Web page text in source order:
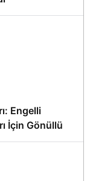
Engelli
İçin Gönüllü